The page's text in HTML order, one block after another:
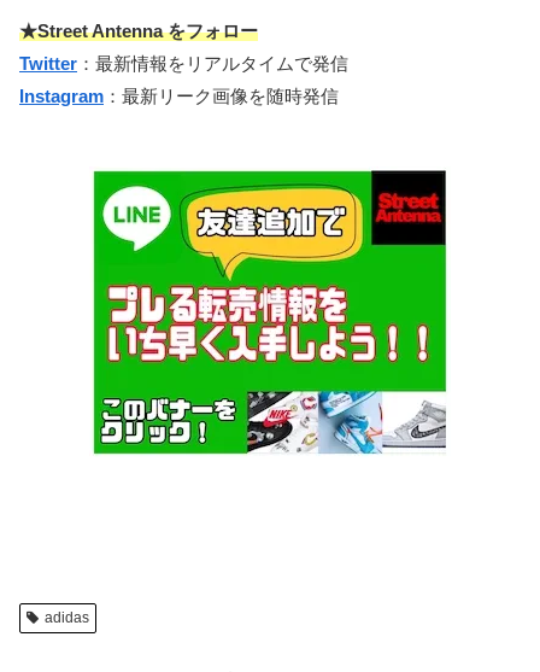
★Street Antenna をフォロー
Twitter ：最新情報をリアルタイムで発信
Instagram ：最新リーク画像を随時発信
adidas